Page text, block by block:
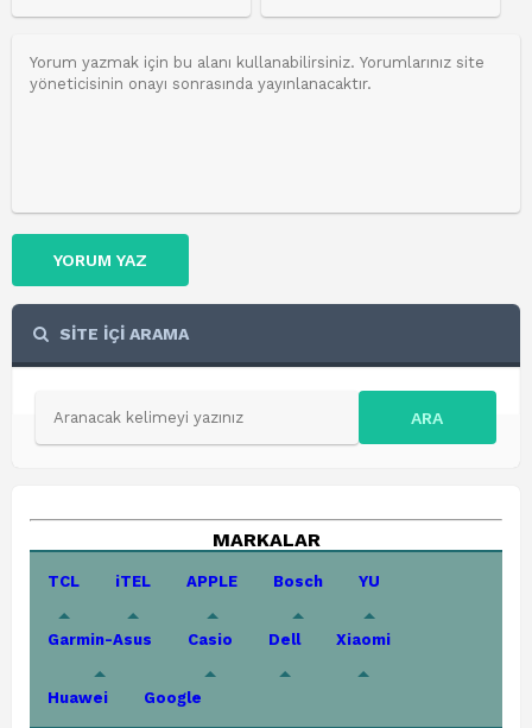
YORUM YAZ
SİTE İÇİ ARAMA
ARA
MARKALAR
TCL iTEL APPLE Bosch YU
Garmin-Asus Casio Dell Xiaomi
Huawei Google